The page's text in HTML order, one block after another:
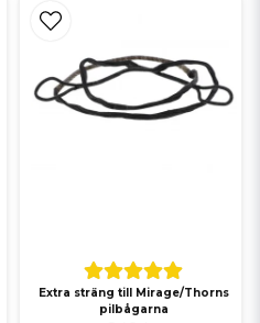
Extra sträng till Mirage/Thorns
pilbågarna